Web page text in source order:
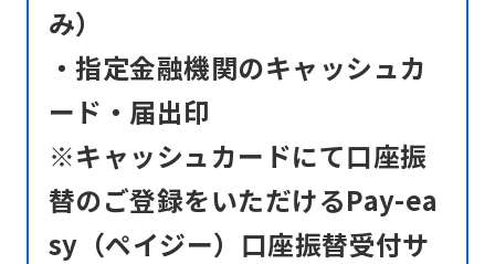
み）
・指定金融機関のキャッシュカ
ード・届出印
※キャッシュカードにて口座振
替のご登録をいただけるPay-ea
sy（ペイジー）口座振替受付サ